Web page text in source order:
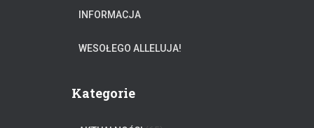
INFORMACJA
WESOŁEGO ALLELUJA!
Kategorie